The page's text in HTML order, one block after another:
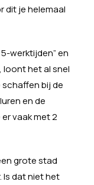
dit je helemaal
werktijden” en
loont het al snel
bij de
en de
vaak met 2
grote stad
Is dat niet het